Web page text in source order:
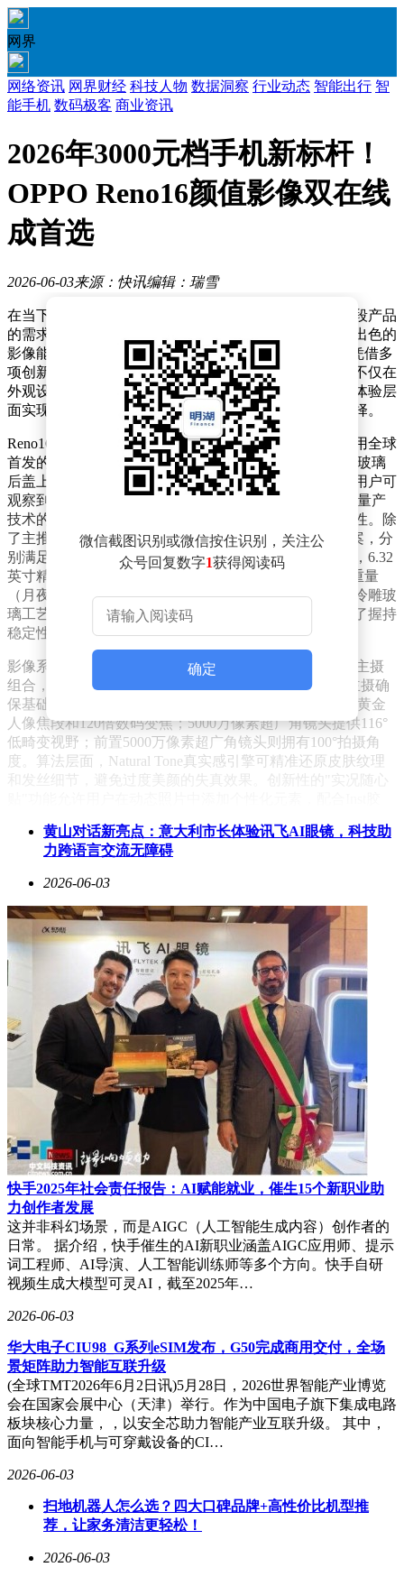
网界
网络资讯 网界财经 科技人物 数据洞察 行业动态 智能出行 智
能手机 数码极客 商业资讯
2026年3000元档手机新标杆！
OPPO Reno16颜值影像双在线
成首选
2026-06-03来源：快讯编辑：瑞雪
在当下手机市场中，年轻消费者对于3000至4000元价位段产品
的需求愈发明确：既要具备时尚轻薄的设计，又需拥有出色的
影像能力和流畅的使用体验。OPPO最新推出的Reno16凭借多
项创新技术，成为这一细分市场的有力竞争者。该机型不仅在
外观设计上突破传统，更在影像系统、性能配置和用户体验层
面实现全面升级，为消费者提供了兼具美感与实力的选择。
Reno16的外观设计堪称行业典范。其"怦然星动"配色采用全球
首发的3D冰透悬浮工艺，通过嵌入式微纳米印刷技术在玻璃
后盖上构建出立体星球视觉效果。当光线掠过机身时，用户可
观察到动态的裸眼3D光影变化，这种将概念美学转化为量产
技术的突破，使手机背板兼具高亮冰透质感与抗指纹特性。除
了主推配色，该机型还提供"星河紫"和"月夜黑"两种方案，分
别满足浪漫灵动与潮酷质感的审美需求。在机身结构上，6.32
英寸精致小直屏配合8.2mm厚度（月夜黑版本）和188g重量
（月夜黑版本），实现了单手操作的极致舒适度。一体冷雕玻
璃工艺使镜头模组与后盖无缝衔接，铝合金中框则强化了握持
稳定性。
影像系统是Reno16的核心竞争力。该机型搭载全焦段四主摄
组合，覆盖从超广角到长焦的完整拍摄场景：2亿像素主摄确
保基础画质的清晰度；5000万像素潜望式长焦支持3.5倍黄金
人像焦段和120倍数码变焦；5000万像素超广角镜头提供116°
低畸变视野；前置5000万像素超广角镜头则拥有100°拍摄角
度。算法层面，Natural Tone真实感引擎可精准还原皮肤纹理
和发丝细节，避免过度美颜的失真效果。创新性的"实况随心
法，极大拓展了社交创作的可能性。可选配的Bubble潮玩自拍
屏更支持10米远程预览和2亿像素后置自拍，为年轻用户带来
前所未有的拍摄体验。
性能配置方面，Reno16首发联发科天玑8550 SUPER芯片，采
用台积电先进制程工艺，在性能释放与功耗控制间取得平衡。
12GB/16GB LPDDR5X内存与256GB/512GB/1TB UFS 3.1存储
的组合，可轻松应对多任务处理和海量数据存储需求。纳米冰
晶散热系统通过优化热传导路径，确保长时间游戏或视频剪辑
时机身温度稳定。续航表现同样亮眼，6700mAh冰川电池配合
80W超级闪充，可满足重度使用场景下的全天候需求。虽然未
配备无线充电功能，但大容量电池与高速有线充电的组合仍具
有显著优势。
系统体验层面，ColorOS 16带来多项智能化升级。全系标配的
AI实体按键可快速唤醒"AI一键闪记"功能，支持屏幕内容提
取、旅行攻略生成、学习笔记整理等实用场景。锁屏岛流体云
设计、升级版分屏浮窗功能则优化了交互效率。在耐用性方
面，该机型达到IP69K防水等级，具备360°抗摔能力，前后强
化玻璃可抵御日常意外跌落，为粗心用户提供了可靠保障。
定价策略上，Reno16在内存成本上涨的背景下仍保持竞争
力。12GB+256GB版本官方售价3499元，享受补贴后仅需2999
元；顶配16GB+1TB版本补贴后价格为4399元。考虑到其搭载
的行业首创工艺、全焦段影像系统、大容量电池等配置，该定
照和均衡体验的年轻消费者而言，Reno16无疑提供了值得考
微信截图识别或微信按住识别，关注公
众号回复数字1获得阅读码
确定
黄山对话新亮点：意大利市长体验讯飞AI眼镜，科技助
力跨语言交流无障碍
2026-06-03
快手2025年社会责任报告：AI赋能就业，催生15个新职业助
力创作者发展
这并非科幻场景，而是AIGC（人工智能生成内容）创作者的
日常。 据介绍，快手催生的AI新职业涵盖AIGC应用师、提示
词工程师、AI导演、人工智能训练师等多个方向。快手自研
视频生成大模型可灵AI，截至2025年…
2026-06-03
华大电子CIU98_G系列eSIM发布，G50完成商用交付，全场
景矩阵助力智能互联升级
(全球TMT2026年6月2日讯)5月28日，2026世界智能产业博览
会在国家会展中心（天津）举行。作为中国电子旗下集成电路
板块核心力量，，以安全芯助力智能产业互联升级。 其中，
面向智能手机与可穿戴设备的CI…
2026-06-03
扫地机器人怎么选？四大口碑品牌+高性价比机型推
荐，让家务清洁更轻松！
2026-06-03